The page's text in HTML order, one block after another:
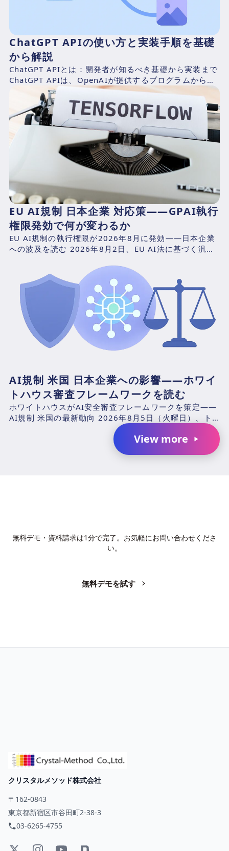
ChatGPT APIの使い方と実装手順を基礎
から解説
ChatGPT APIとは：開発者が知るべき基礎から実装まで
ChatGPT APIは、OpenAIが提供するプログラムから
GPTモデルを呼び出すためのインター...
EU AI規制 日本企業 対応策——GPAI執行
権限発効で何が変わるか
EU AI規制の執行権限が2026年8月に発効——日本企業
への波及を読む 2026年8月2日、EU AI法に基づく汎用
AI規制 米国 日本企業への影響——ホワイ
トハウス審査フレームワークを読む
ホワイトハウスがAI安全審査フレームワークを策定——
AI規制 米国の最新動向 2026年8月5日（火曜日）、ト
ランプ政権の国家サイバー局（Office of t...
View more
無料デモ・資料請求は1分で完了。お気軽にお問い合わせくださ
い。
無料デモを試す
クリスタルメソッド株式会社
〒162-0843
東京都新宿区市谷田町2-38-3
03-6265-4755